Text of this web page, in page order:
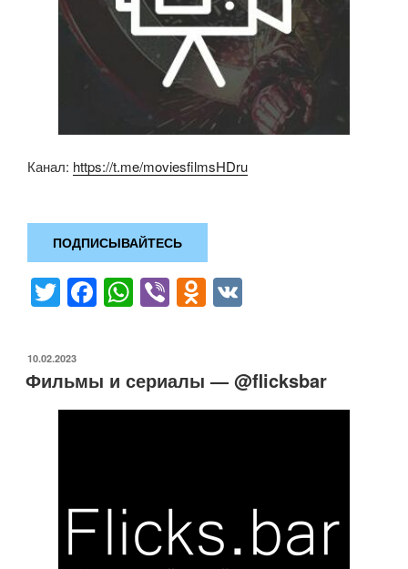
Канал: https://t.me/moviesfilmsHDru
ПОДПИСЫВАЙТЕСЬ
T
wi
tt
er
F
a
e
b
W
h
s
A
Vi
b
O
d
o
kl
ki
ОПУБЛИКОВАНО
10.02.2023
Фильмы и сериалы — @flicksbar